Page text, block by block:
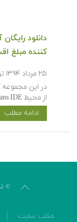
دانلود
کننده مبلغ
۲۵ مرداد ۱۳۹۴
از محیط NetBeans IDE (نسخه ۸٫۰٫۲) برای پیاده…
ادامه مطلب
©
متلب سایت